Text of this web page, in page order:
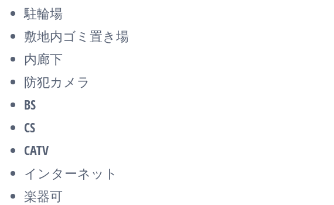
駐輪場
敷地内ゴミ置き場
内廊下
防犯カメラ
BS
CS
CATV
インターネット
楽器可